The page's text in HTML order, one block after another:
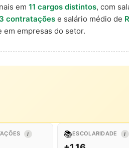
em 11 cargos distintos, com
contratações e salário médio de
empresas do setor.
I 📚ESCOLARIDADE I